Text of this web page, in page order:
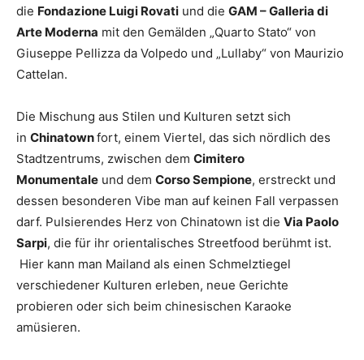
die Fondazione Luigi Rovati und die GAM – Galleria di
Arte Moderna mit den Gemälden „Quarto Stato“ von
Giuseppe Pellizza da Volpedo und „Lullaby“ von Maurizio
Cattelan.
Die Mischung aus Stilen und Kulturen setzt sich
in Chinatownfort, einem Viertel, das sich nördlich des
Stadtzentrums, zwischen dem Cimitero
Monumentale und dem Corso Sempione, erstreckt und
dessen besonderen Vibe man auf keinen Fall verpassen
darf. Pulsierendes Herz von Chinatown ist die Via Paolo
Sarpi, die für ihr orientalisches Streetfood berühmt ist.
Hier kann man Mailand als einen Schmelztiegel
verschiedener Kulturen erleben, neue Gerichte
probieren oder sich beim chinesischen Karaoke
amüsieren.